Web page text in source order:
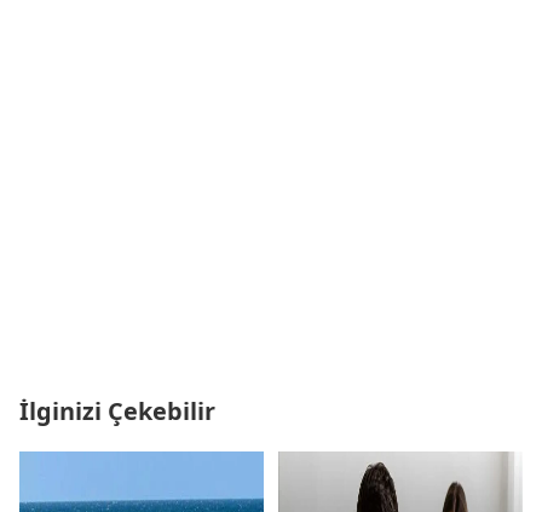
İlginizi Çekebilir